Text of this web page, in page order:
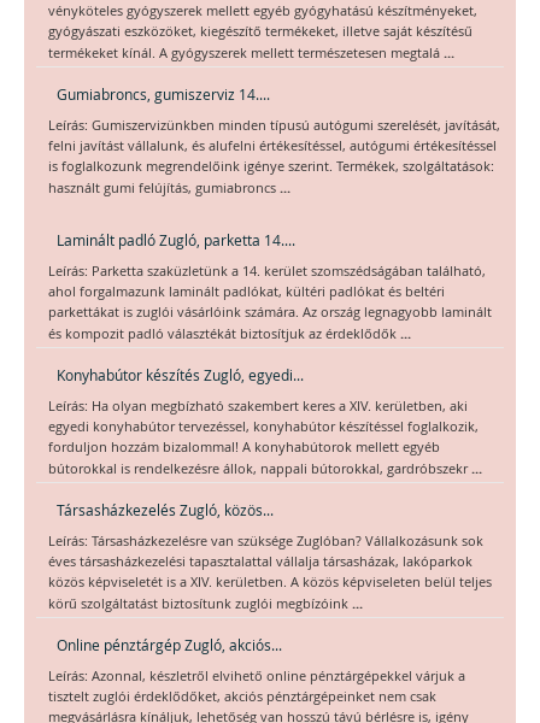
vényköteles gyógyszerek mellett egyéb gyógyhatású készítményeket,
gyógyászati eszközöket, kiegészítő termékeket, illetve saját készítésű
termékeket kínál. A gyógyszerek mellett természetesen megtalá ...
Gumiabroncs, gumiszerviz 14....
Leírás: Gumiszervizünkben minden típusú autógumi szerelését, javítását,
felni javítást vállalunk, és alufelni értékesítéssel, autógumi értékesítéssel
is foglalkozunk megrendelőink igénye szerint. Termékek, szolgáltatások:
használt gumi felújítás, gumiabroncs ...
Laminált padló Zugló, parketta 14....
Leírás: Parketta szaküzletünk a 14. kerület szomszédságában található,
ahol forgalmazunk laminált padlókat, kültéri padlókat és beltéri
parkettákat is zuglói vásárlóink számára. Az ország legnagyobb laminált
és kompozit padló választékát biztosítjuk az érdeklődők ...
Konyhabútor készítés Zugló, egyedi...
Leírás: Ha olyan megbízható szakembert keres a XIV. kerületben, aki
egyedi konyhabútor tervezéssel, konyhabútor készítéssel foglalkozik,
forduljon hozzám bizalommal! A konyhabútorok mellett egyéb
bútorokkal is rendelkezésre állok, nappali bútorokkal, gardróbszekr ...
Társasházkezelés Zugló, közös...
Leírás: Társasházkezelésre van szüksége Zuglóban? Vállalkozásunk sok
éves társasházkezelési tapasztalattal vállalja társasházak, lakóparkok
közös képviseletét is a XIV. kerületben. A közös képviseleten belül teljes
körű szolgáltatást biztosítunk zuglói megbízóink ...
Online pénztárgép Zugló, akciós...
Leírás: Azonnal, készletről elvihető online pénztárgépekkel várjuk a
tisztelt zuglói érdeklődőket, akciós pénztárgépeinket nem csak
megvásárlásra kínáljuk, lehetőség van hosszú távú bérlésre is, igény